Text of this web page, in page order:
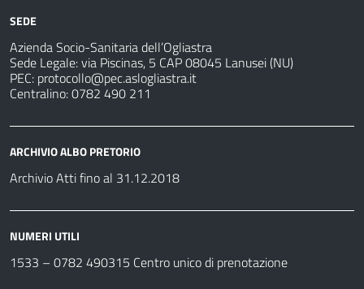
SEDE
Azienda Socio-Sanitaria dell’Ogliastra
Sede Legale: via Piscinas, 5 CAP 08045 Lanusei (NU)
PEC: protocollo@pec.aslogliastra.it
Centralino: 0782 490 211
ARCHIVIO ALBO PRETORIO
Archivio Atti fino al 31.12.2018
NUMERI UTILI
1533 – 0782 490315 Centro unico di prenotazione